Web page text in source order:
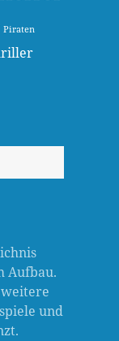
Piraten
Aufbau.
und